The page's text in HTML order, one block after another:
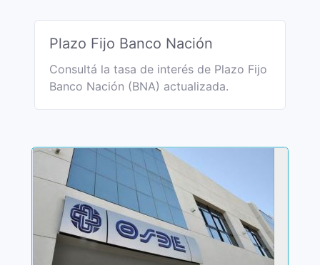
Plazo Fijo Banco Nación
Consultá la tasa de interés de Plazo Fijo
Banco Nación (BNA) actualizada.